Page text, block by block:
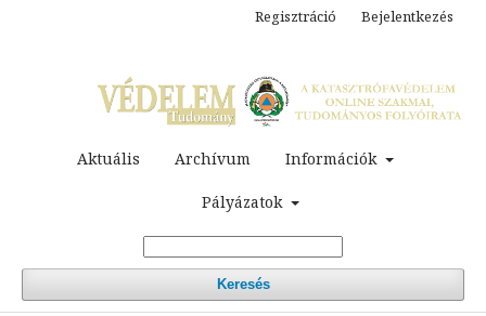
Aktuális Archívum Információk
Pályázatok
Keresés
Regisztráció Bejelentkezés